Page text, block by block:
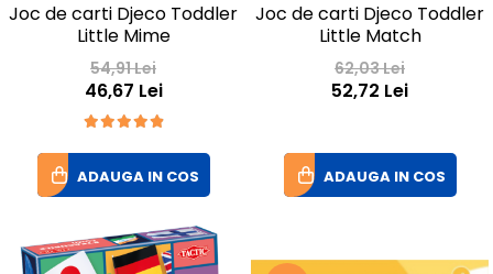
Joc de carti Djeco Toddler
Little Mime
54,91 Lei
46,67 Lei
ADAUGA IN COS
Joc de carti Djeco Toddler
Little Match
62,03 Lei
52,72 Lei
ADAUGA IN COS